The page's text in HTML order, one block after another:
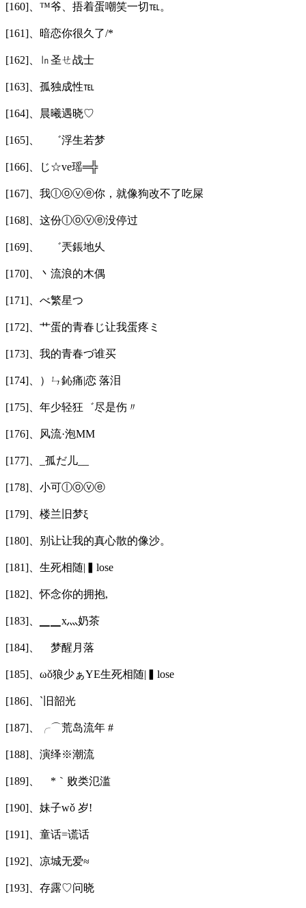
[160]、™爷、捂着蛋嘲笑一切℡。
[161]、暗恋你很久了/*
[162]、㏑圣ㄝ战士
[163]、孤独成性℡
[164]、晨曦遇晓♡
[165]、 ゛浮生若梦ゝ
[166]、じ☆ve瑶═╬
[167]、我ⓛⓞⓥⓔ你，就像狗改不了吃屎
[168]、这份ⓛⓞⓥⓔ没停过
[169]、 ゛兲鋹地乆
[170]、丶流浪的木偶
[171]、べ繁星つ
[172]、艹蛋的青春じ让我蛋疼ミ
[173]、我的青春づ谁买
[174]、）ㄣ鈊痛|恋 落泪
[175]、年少轻狂゛尽是伤〃
[176]、风流·泡MM
[177]、_孤だ儿__
[178]、小可ⓛⓞⓥⓔ
[179]、楼兰旧梦ξ
[180]、别让让我的真心散的像沙。
[181]、生死相随|▍lose
[182]、怀念你的拥抱,
[183]、▁▁x灬奶茶
[184]、ゞ梦醒月落
[185]、ωǒ狼少ぁYE生死相随|▍lose
[186]、ˋ旧韶光
[187]、╭⌒荒岛流年 #
[188]、演绎※潮流
[189]、ゝ*｀败类氾滥
[190]、妹子wǒ 岁!
[191]、童话=谎话
[192]、凉城无爱≈
[193]、存露♡问晓